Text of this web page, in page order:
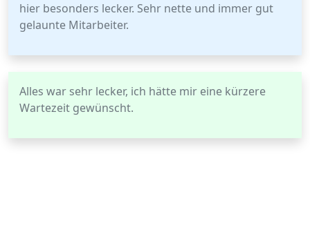
hier besonders lecker. Sehr nette und immer gut
gelaunte Mitarbeiter.
Alles war sehr lecker, ich hätte mir eine kürzere
Wartezeit gewünscht.